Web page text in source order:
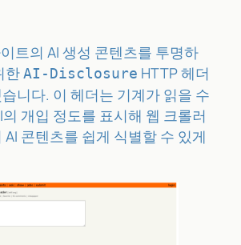
트의 AI 생성 콘텐츠를 투명하
한AI-Disclosure HTTP 헤더
니다. 이 헤더는 기계가 읽을 수
개입 정도를 표시해 웹 크롤러
콘텐츠를 쉽게 식별할 수 있게